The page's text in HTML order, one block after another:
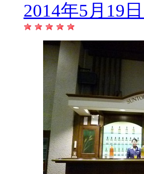
2014年5月19